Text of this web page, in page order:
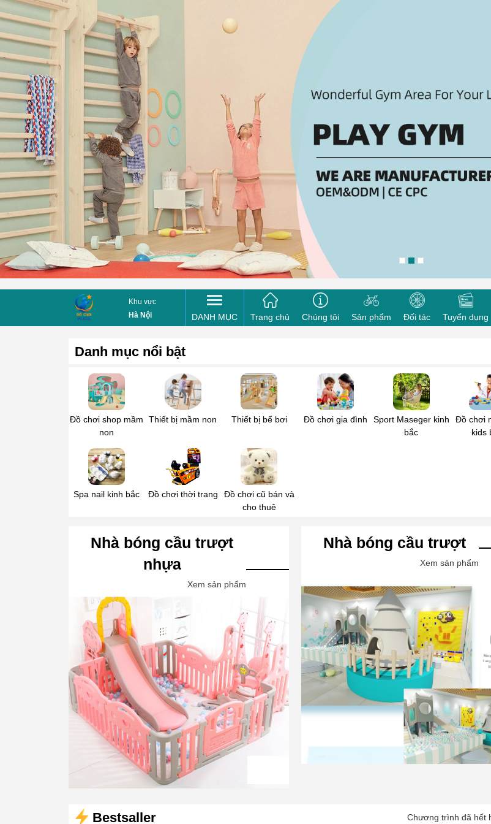
Khu vực
Hà Nội
DANH MỤC Trang chủ Chúng tôi Sản phẩm Đối tác Tuyển dụng
Danh mục nổi bật
Đồ chơi shop mầm
non
Thiết bị mầm non Thiết bị bể bơi Đồ chơi gia đình
Sport Maseger kinh
bắc
Đồ chơi
kids
Spa nail kinh bắc Đồ chơi thời trang
Đồ chơi cũ bán và
cho thuê
Nhà bóng cầu trượt
nhựa
Xem sản phẩm
Nhà bóng cầu trượt
Xem sản phẩm
Bestsaller Chương trình đã hết
Để Lại Tin Nhắn Chúng Tôi Sẽ Gọi
Bạn quan tâm đến loại sản phẩm nào của chúng tôi?
Đầu tư trò chơi khu vui chơi trong nhà
Đầu tư trò chơi đồ chơi rời, nguyên liệ phụ kiện
Dịch vụ tư vấn quy
Dịch vụ tư vấn đổi mới, bảo trì, bảo dưỡng
Đầu tư thiết kế thi
non
Đầu tư khu vui chơi tổ hợp giải trí
Mục đích mua hàng
Đầu tư kinh doanh cá nhân
Đầu tư sử dụng cho gia đình Mua cho tổ chức
Tên của bạn Doanh nghiệp/
Tin nhắn của bạn*